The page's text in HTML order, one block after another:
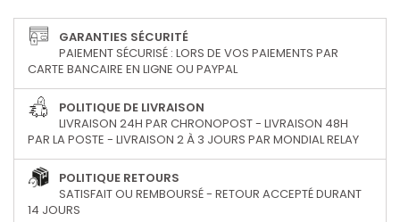
GARANTIES SÉCURITÉ
PAIEMENT SÉCURISÉ : LORS DE VOS PAIEMENTS PAR
CARTE BANCAIRE EN LIGNE OU PAYPAL
POLITIQUE DE LIVRAISON
LIVRAISON 24H PAR CHRONOPOST - LIVRAISON 48H
PAR LA POSTE - LIVRAISON 2 À 3 JOURS PAR MONDIAL RELAY
POLITIQUE RETOURS
SATISFAIT OU REMBOURSÉ - RETOUR ACCEPTÉ DURANT
14 JOURS